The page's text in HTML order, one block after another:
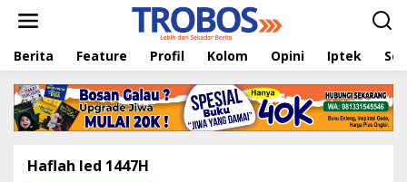
t
Berita Feature Profil Kolom Opini Iptek
Haflah Ied 1447H